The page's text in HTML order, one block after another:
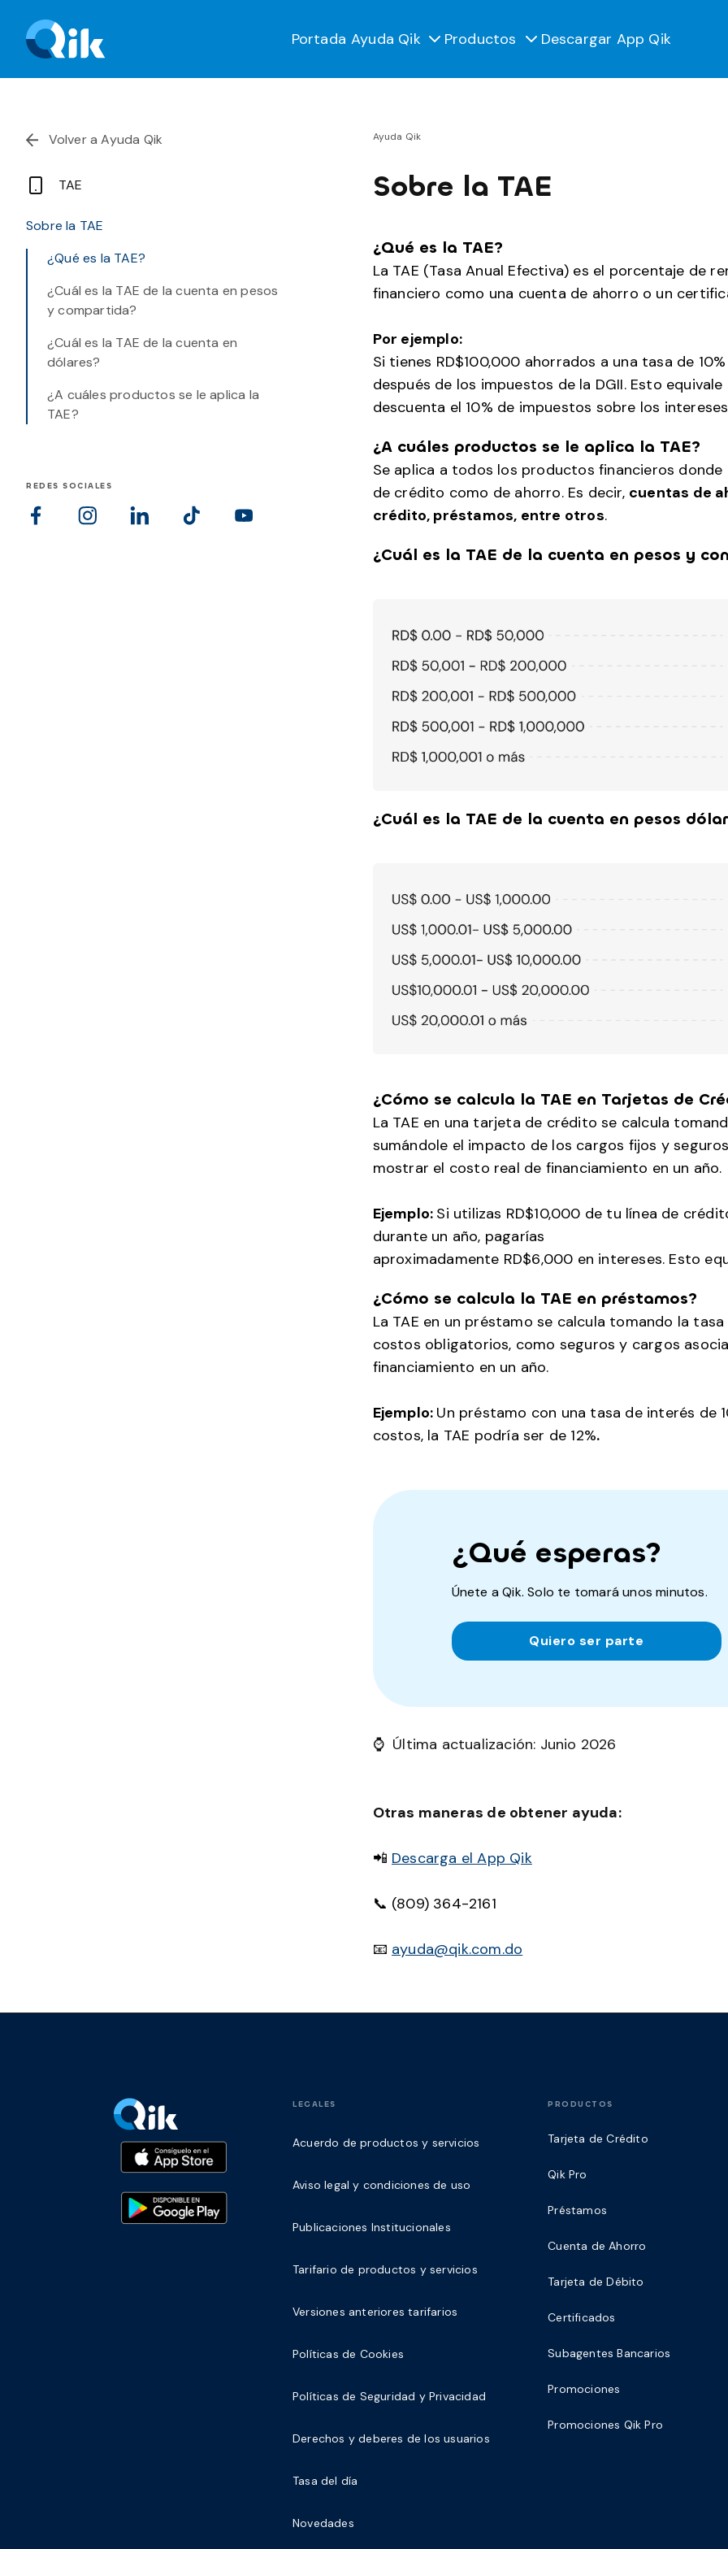
Portada Ayuda Qik Productos Descargar App Qik
Volver a Ayuda Qik
TAE
Sobre la TAE
¿Qué es la TAE?
¿Cuál es la TAE de la cuenta en pesos
y compartida?
¿Cuál es la TAE de la cuenta en
dólares?
¿A cuáles productos se le aplica la
TAE?
REDES SOCIALES
Ayuda Qik
Sobre la TAE
¿Qué es la TAE?
La TAE (Tasa Anual Efectiva) es el porcentaje de
financiero como una cuenta de ahorro o un
Por ejemplo:
Si tienes RD$100,000 ahorrados a una tasa de
después de los impuestos de la DGII. Esto equivale
descuenta el 10% de impuestos sobre los
¿A cuáles productos se le aplica la TAE?
Se aplica a todos los productos financieros
de crédito como de ahorro. Es decir, cuentas de
crédito, préstamos, entre otros.
¿Cuál es la TAE de la cuenta en pesos y
¿Cuál es la TAE de la cuenta en pesos
¿Cómo se calcula la TAE en Tarjetas de
La TAE en una tarjeta de crédito se calcula
sumándole el impacto de los cargos fijos y
mostrar el costo real de financiamiento en un año.
Ejemplo: Si utilizas RD$10,000 de tu línea de
durante un año, pagarías
aproximadamente RD$6,000 en intereses. Esto
¿Cómo se calcula la TAE en préstamos?
La TAE en un préstamo se calcula tomando la
costos obligatorios, como seguros y cargos
financiamiento en un año.
Ejemplo: Un préstamo con una tasa de interés de
costos, la TAE podría ser de 12%.
¿Qué esperas?
Únete a Qik. Solo te tomará unos minutos.
Quiero ser parte
⌚ Última actualización: Junio 2026
Otras maneras de obtener ayuda:
📲 Descarga el App Qik
📞 (809) 364-2161
📧 ayuda@qik.com.do
LEGALES
Acuerdo de productos y servicios
Aviso legal y condiciones de uso
Publicaciones Institucionales
Tarifario de productos y servicios
Versiones anteriores tarifarios
Políticas de Cookies
Políticas de Seguridad y Privacidad
Derechos y deberes de los usuarios
Tasa del día
Novedades
PRODUCTOS
Tarjeta de Crédito
Qik Pro
Préstamos
Cuenta de Ahorro
Tarjeta de Débito
Certificados
Subagentes Bancarios
Promociones
Promociones Qik Pro